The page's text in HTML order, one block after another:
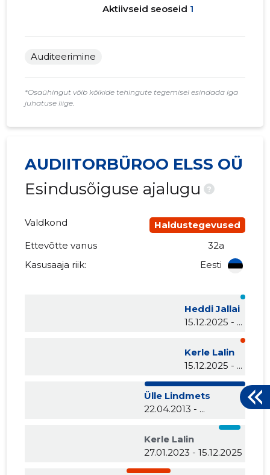
Aktiivseid seoseid 1
Auditeerimine
*Osaühingut võib kõikide tehingute tegemisel esindada iga
juhatuse liige.
AUDIITORBÜROO ELSS OÜ
Esindusõiguse ajalugu
?
Valdkond
Haldustegevused
Ettevõtte vanus
32a
Kasusaaja riik:
Eesti
Heddi Jallai
15.12.2025 - ...
Kerle Lalin
15.12.2025 - ...
Ülle Lindmets
22.04.2013 - ...
Kerle Lalin
27.01.2023 - 15.12.2025